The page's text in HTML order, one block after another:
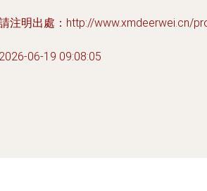
注明出處：http://www.xmdeerwei.cn/
06-19 09:08:05